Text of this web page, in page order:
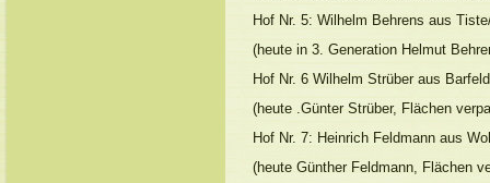
Hof Nr. 5: Wilhelm Behrens aus
(heute in 3. Generation Helmut
Hof Nr. 6 Wilhelm Strüber aus
(heute .Günter Strüber, Flächen
Hof Nr. 7: Heinrich Feldmann aus
(heute Günther Feldmann, Flächen